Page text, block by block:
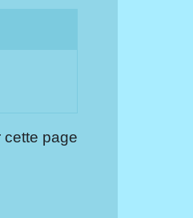
cette page